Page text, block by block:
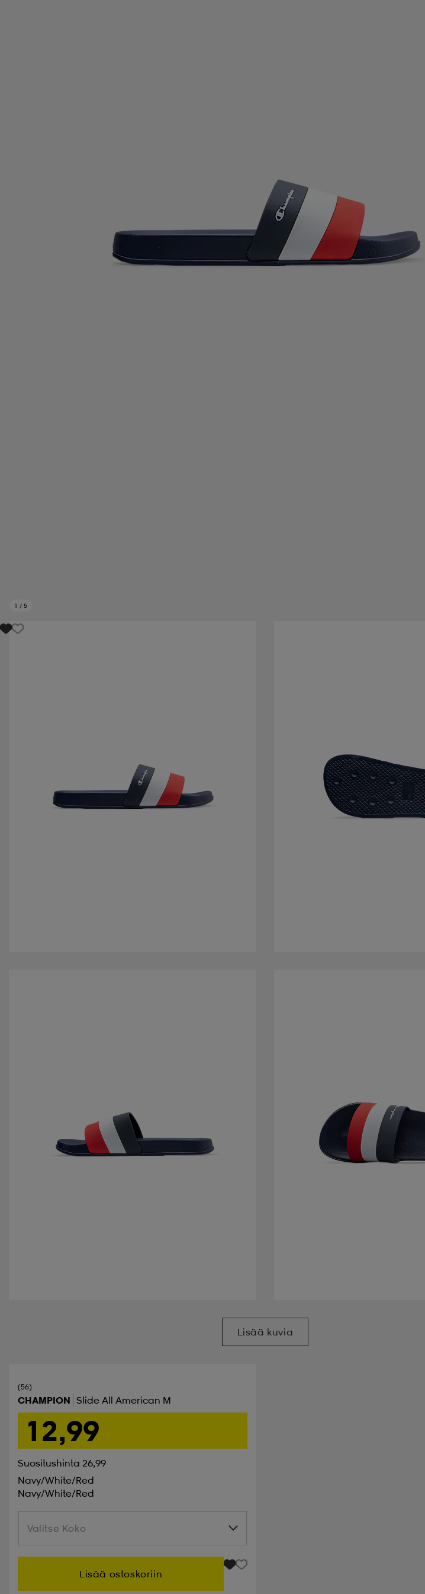
1 / 5
Lisää kuvia
(56)
CHAMPION Slide All American M
12,99
Suositushinta 26,99
Navy/white/red
Navy/white/red
Valitse Koko
Valitse Koko
Lisää ostoskoriin